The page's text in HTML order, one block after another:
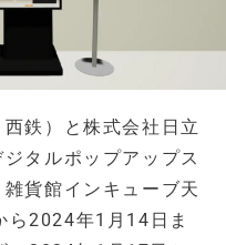
鉄）と株式会社日立
タルポップアップス
貨館インキューブ天
2024年1月14日ま